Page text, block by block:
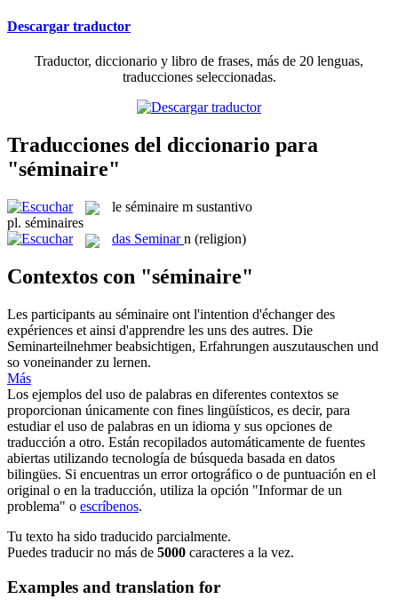
Descargar traductor
Traductor, diccionario y libro de frases, más de 20 lenguas,
traducciones seleccionadas.
Traducciones del diccionario para
"séminaire"
le séminaire m sustantivo
pl. séminaires
das Seminar n (religion)
Contextos con "séminaire"
Les participants au séminaire ont l'intention d'échanger des
expériences et ainsi d'apprendre les uns des autres. Die
Seminarteilnehmer beabsichtigen, Erfahrungen auszutauschen und
so voneinander zu lernen.
Más
Los ejemplos del uso de palabras en diferentes contextos se
proporcionan únicamente con fines lingüísticos, es decir, para
estudiar el uso de palabras en un idioma y sus opciones de
traducción a otro. Están recopilados automáticamente de fuentes
abiertas utilizando tecnología de búsqueda basada en datos
bilingües. Si encuentras un error ortográfico o de puntuación en el
original o en la traducción, utiliza la opción "Informar de un
problema" o escríbenos.
Tu texto ha sido traducido parcialmente.
Puedes traducir no más de 5000 caracteres a la vez.
Examples and translation for